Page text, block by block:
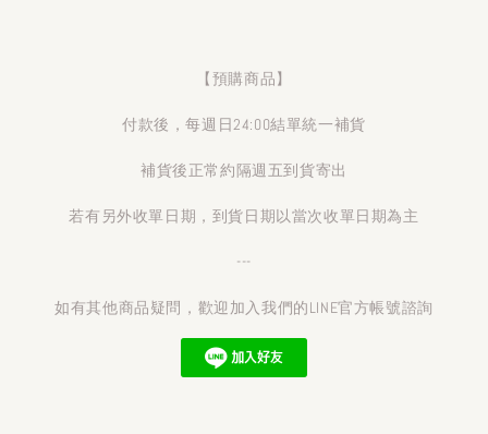
【預購商品】
付款後，每週日24:00結單統一補貨
補貨後正常約隔週五到貨寄出
若有另外收單日期，到貨日期以當次收單日期為主
---
如有其他商品疑問，歡迎加入我們的LINE官方帳號諮詢